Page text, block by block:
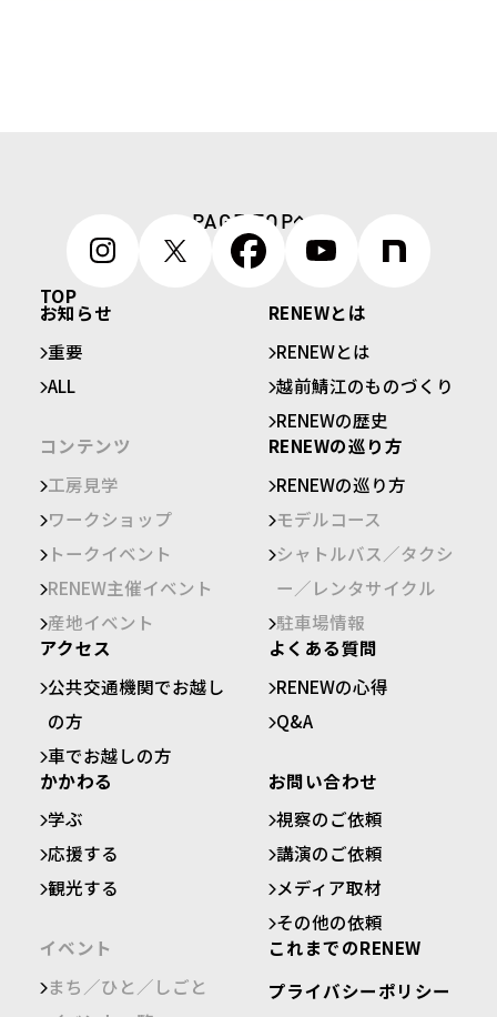
PAGE TOP
TOP
お知らせ
重要
ALL
RENEWとは
RENEWとは
越前鯖江のものづくり
RENEWの歴史
コンテンツ
工房見学
ワークショップ
トークイベント
RENEW主催イベント
産地イベント
RENEWの巡り方
RENEWの巡り方
モデルコース
シャトルバス／タクシ
ー／レンタサイクル
駐車場情報
アクセス
公共交通機関でお越し
の方
車でお越しの方
よくある質問
RENEWの心得
Q&A
かかわる
学ぶ
応援する
観光する
お問い合わせ
視察のご依頼
講演のご依頼
メディア取材
その他の依頼
イベント
まち／ひと／しごと
これまでのRENEW
プライバシーポリシー